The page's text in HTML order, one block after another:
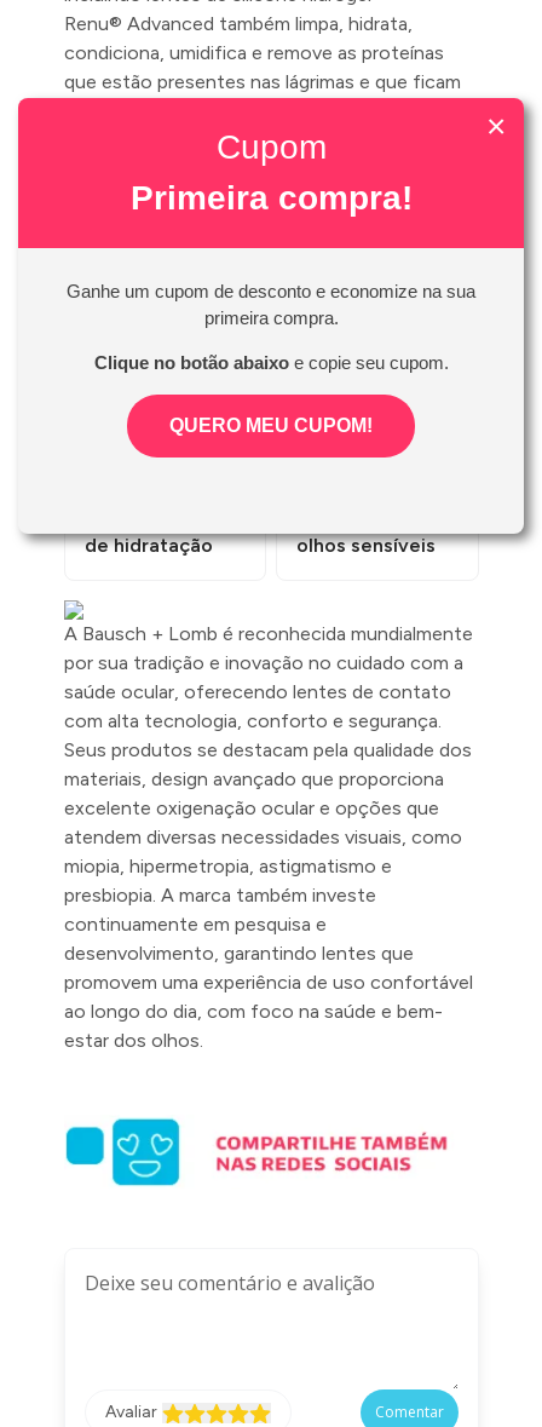
Renu® Advanced também limpa, hidrata,
condiciona, umidifica e remove as proteínas
que estão presentes nas lágrimas e que ficam
desconforto durante sua utilização.
Frasco com 120ml
Triplo sistema de
Elimina 99,9%
de hidratação
olhos sensíveis
A Bausch + Lomb é reconhecida mundialmente
por sua tradição e inovação no cuidado com a
saúde ocular, oferecendo lentes de contato
com alta tecnologia, conforto e segurança.
Seus produtos se destacam pela qualidade dos
materiais, design avançado que proporciona
excelente oxigenação ocular e opções que
atendem diversas necessidades visuais, como
miopia, hipermetropia, astigmatismo e
presbiopia. A marca também investe
continuamente em pesquisa e
desenvolvimento, garantindo lentes que
promovem uma experiência de uso confortável
ao longo do dia, com foco na saúde e bem-
estar dos olhos.
Avaliar Comentar
×
Cupom
Primeira compra!
Ganhe um cupom de desconto e economize na sua
primeira compra.
Clique no botão abaixoe copie seu cupom.
QUERO MEU CUPOM!